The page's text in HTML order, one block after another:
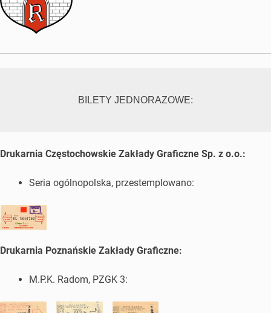
BILETY JEDNORAZOWE:
Drukarnia Częstochowskie Zakłady Graficzne Sp. z o.o.:
Seria ogólnopolska, przestemplowano:
Drukarnia Poznańskie Zakłady Graficzne:
M.P.K. Radom, PZGK 3: